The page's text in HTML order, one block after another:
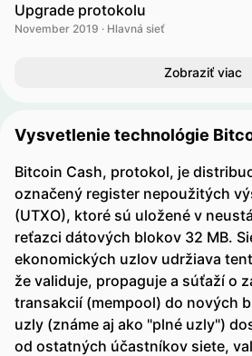
Upgrade protokolu
November 2019 · Hlavná sieť
Zobraziť viac
Vysvetlenie technológie
Bitcoin Cash, protokol, je
označený register nepoužitých
(UTXO), ktoré sú uložené v
reťazci dátových blokov 32 MB.
ekonomických uzlov udržiava
že validuje, propaguje a súťaží o
transakcií (mempool) do nových
uzly (známe aj ako "plné uzly")
od ostatných účastníkov siete,